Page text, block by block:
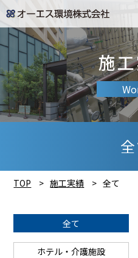
施
TOP 施工実績 全て
全て
ホテル・介護施設